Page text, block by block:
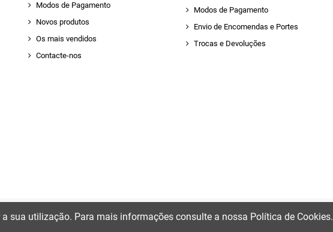
Modos de Pagamento
Novos produtos
Os mais vendidos
Contacte-nos
Modos de Pagamento
Envio de Encomendas e Portes
Trocas e Devoluções
sua utilização. Para mais informações consulte a nossa Política de Cookies.